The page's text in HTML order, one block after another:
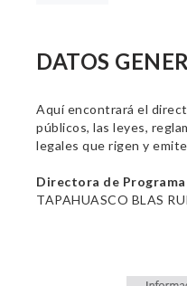
DATOS
Aquí encontrará el
públicos, las leyes,
legales que rigen y
Directora de
TAPAHUASCO BLAS